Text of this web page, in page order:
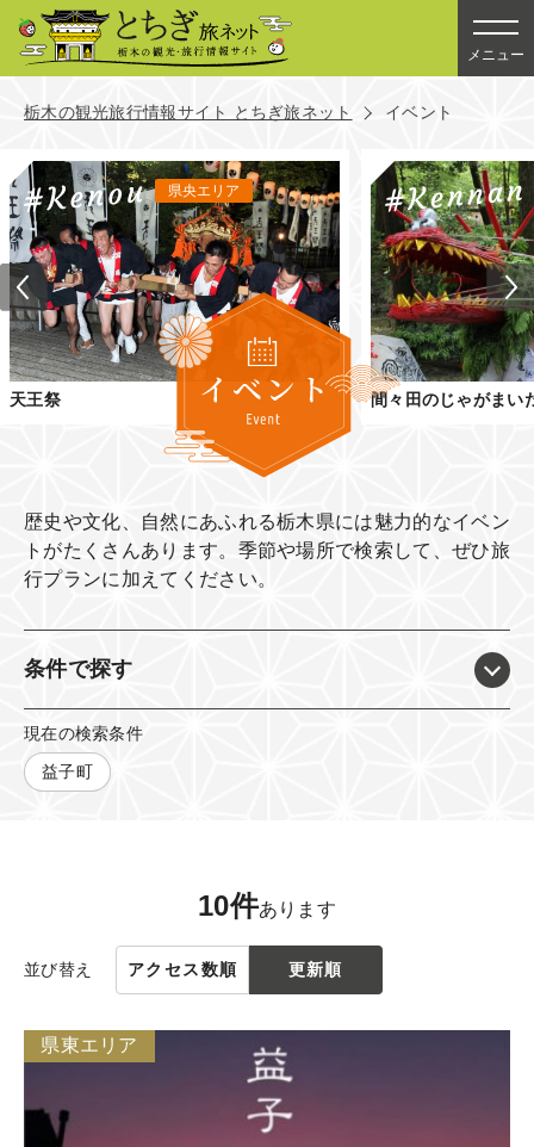
メニュー
栃木の観光旅行情報サイト とちぎ旅ネット イベント
県央エリア
天王祭 間々田のじゃがまい
歴史や文化、自然にあふれる栃木県には魅力的なイベン
トがたくさんあります。 季節や場所で検索して、ぜひ旅
行プランに加えてください。​
条件で探す
現在の検索条件
益子町
10件あります
並び替え アクセス数順 更新順
県東エリア